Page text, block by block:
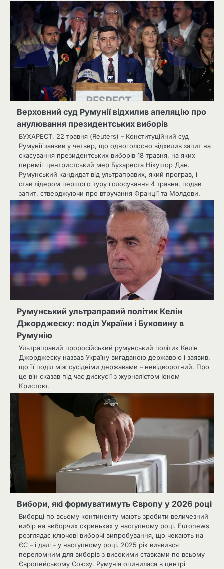
Верховний суд Румунії відхилив апеляцію про
анулювання президентських виборів
БУХАРЕСТ, 22 травня (Reuters) – Конституційний суд
Румунії заявив у четвер, що одноголосно відхилив запит на
скасування президентських виборів 18 травня, на яких
переміг центристський мер Бухареста Нікушор Дан.
Румунський кандидат від ультраправих, який програв, і
став лідером першого туру голосування 4 травня, подав
запит, стверджуючи про втручання Франції та Молдови.
Румунський ультраправий політик Келін
Джорджеску: поділ України і Буковину в
Румунію
Ультраправий проросійський румунський політик Келін
Джорджеску назвав Україну вигаданою державою і заявив,
що її поділ між сусідніми державами – невідворотний. Про
це він сказав під час дискусії з журналістом Іоном
Кристою.
Вибори, які формуватимуть Європу у 2026 році
Виборці по всьому континенту мають зробити величезний
вибір на виборчих скриньках у наступному році. Euronews
розглядає ключові виборчі випробування, що чекають на
ЄС – і далі – у наступному році. 2025 рік виявився
переломним для виборів з високими ставками по всьому
Європейському Союзу. Румунія опинилася в центрі